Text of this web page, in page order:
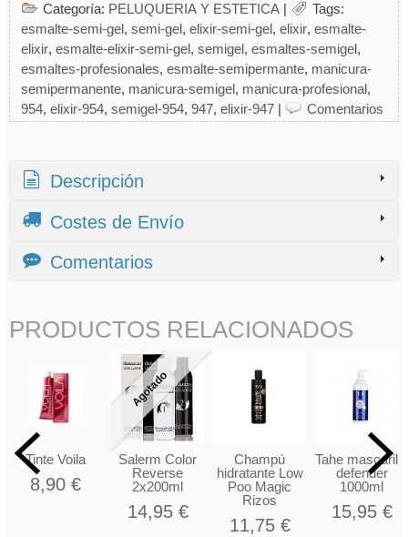
Categoría: PELUQUERIA Y ESTETICA |
Tags:
esmalte-semi-gel semi-gel elixir-semi-gel elixir esmalte-
elixir esmalte-elixir-semi-gel semigel esmaltes-semigel
esmaltes-profesionales esmalte-semipermante manicura-
semipermanente manicura-semigel manicura-profesional
954 elixir-954 semigel-954 947 elixir-947 | Comentarios
Descripción
Costes de Envío
Comentarios
PRODUCTOS RELACIONADOS
Tinte Voila
8,90 €
Agotado
Salerm Color
Reverse
2x200ml
14,95 €
Champú
hidratante Low
Poo Magic
Rizos
11,75 €
Tahe mascarilla
defender
1000ml
15,95 €